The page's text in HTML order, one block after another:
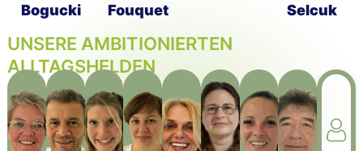
Bogucki
Fouquet
Selcuk
UNSERE AMBITIONIERTEN
ALLTAGSHELDEN